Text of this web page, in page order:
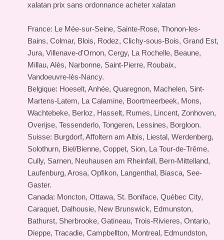
xalatan prix sans ordonnance acheter xalatan
France: Le Mée-sur-Seine, Sainte-Rose, Thonon-les-
Bains, Colmar, Blois, Rodez, Clichy-sous-Bois, Grand Est,
Jura, Villenave-d'Ornon, Cergy, La Rochelle, Beaune,
Millau, Alès, Narbonne, Saint-Pierre, Roubaix,
Vandoeuvre-lès-Nancy.
Belgique: Hoeselt, Anhée, Quaregnon, Machelen, Sint-
Martens-Latem, La Calamine, Boortmeerbeek, Mons,
Wachtebeke, Berloz, Hasselt, Rumes, Lincent, Zonhoven,
Overijse, Tessenderlo, Tongeren, Lessines, Borgloon.
Suisse: Burgdorf, Affoltern am Albis, Liestal, Werdenberg,
Solothurn, Biel/Bienne, Coppet, Sion, La Tour-de-Trême,
Cully, Sarnen, Neuhausen am Rheinfall, Bern-Mittelland,
Laufenburg, Arosa, Opfikon, Langenthal, Biasca, See-
Gaster.
Canada: Moncton, Ottawa, St. Boniface, Québec City,
Caraquet, Dalhousie, New Brunswick, Edmunston,
Bathurst, Sherbrooke, Gatineau, Trois-Rivieres, Ontario,
Dieppe, Tracadie, Campbellton, Montreal, Edmundston,